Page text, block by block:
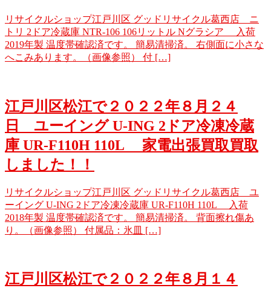
リサイクルショップ江戸川区 グッドリサイクル葛西店 ニ
トリ 2ドア冷蔵庫 NTR-106 106リットル Nグラシア 入荷
2019年製 温度帯確認済です。 簡易清掃済。 右側面に小さな
へこみあります。（画像参照） 付 […]
江戸川区松江で２０２２年８月２４
日 ユーイング U-ING 2ドア冷凍冷蔵
庫 UR-F110H 110L 家電出張買取買取
しました！！
リサイクルショップ江戸川区 グッドリサイクル葛西店 ユ
ーイング U-ING 2ドア冷凍冷蔵庫 UR-F110H 110L 入荷
2018年製 温度帯確認済です。 簡易清掃済。 背面擦れ傷あ
り。（画像参照） 付属品：氷皿 […]
江戸川区松江で２０２２年８月１４